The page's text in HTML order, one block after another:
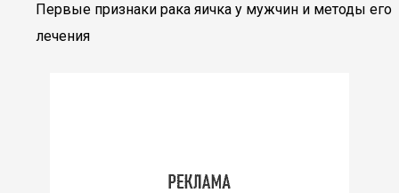
Первые признаки рака яичка у мужчин и методы его
лечения